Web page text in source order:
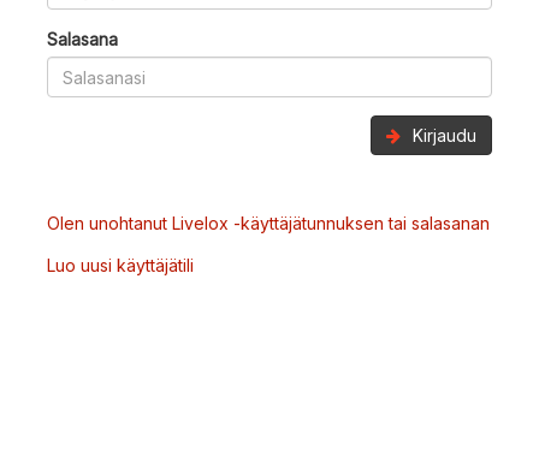
Salasana
Kirjaudu
Olen unohtanut Livelox -käyttäjätunnuksen tai salasanan
Luo uusi käyttäjätili